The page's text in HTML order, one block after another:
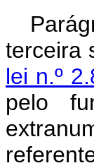
terceira
lei n.º
pelo